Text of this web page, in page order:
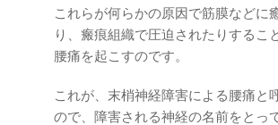
これらが何らかの原因で筋膜などに
り、瘢痕組織で圧迫されたりするこ
腰痛を起こすのです。
これが、末梢神経障害による腰痛と
ので、障害される神経の名前をとっ